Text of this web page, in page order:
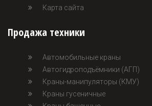
Карта сайта
Продажа техники
Автомобильные краны
Автогидроподъёмники (АГП)
Краны-манипуляторы (КМУ)
Краны гусеничные